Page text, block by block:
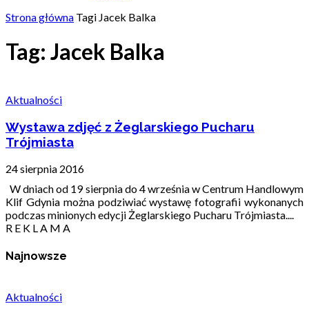
Strona główna Tagi Jacek Balka
Tag: Jacek Balka
Aktualności
Wystawa zdjęć z Żeglarskiego Pucharu
Trójmiasta
24 sierpnia 2016
W dniach od 19 sierpnia do 4 września w Centrum Handlowym
Klif Gdynia można podziwiać wystawę fotografii wykonanych
podczas minionych edycji Żeglarskiego Pucharu Trójmiasta....
R E K L A M A
Najnowsze
Aktualności